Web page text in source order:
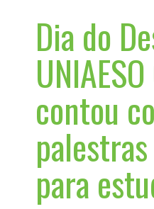
Dia do
contou
para